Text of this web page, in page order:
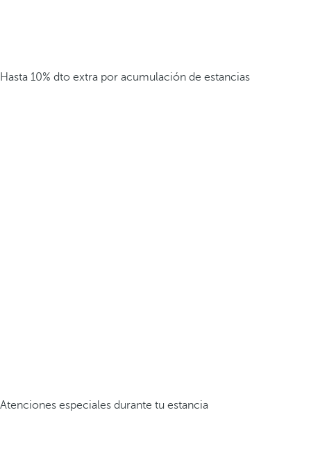
Hasta 10% dto extra por acumulación de estancias
Atenciones especiales durante tu estancia